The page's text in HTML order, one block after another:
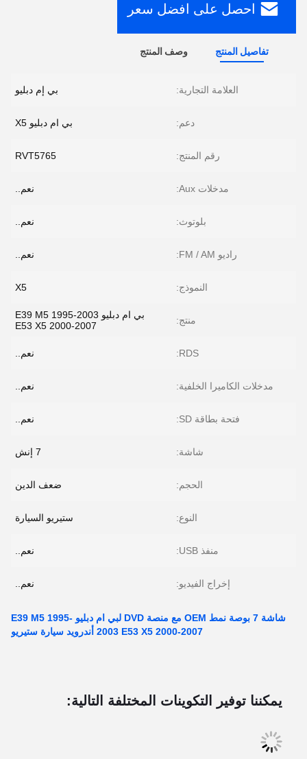
احصل على افضل سعر
تفاصيل المنتج وصف المنتج
العلامة التجارية: بي إم دبليو
دعم: بي ام دبليو X5
رقم المنتج: RVT5765
مدخلات Aux: نعم..
بلوتوث: نعم..
راديو FM / AM: نعم..
النموذج: X5
منتج:
بي ام دبليو E39 M5 1995-2003
E53 X5 2000-2007
RDS: نعم..
مدخلات الكاميرا الخلفية: نعم..
فتحة بطاقة SD: نعم..
شاشة: 7 إنش
الحجم: ضعف الدين
النوع: ستيريو السيارة
منفذ USB: نعم..
إخراج الفيديو: نعم..
شاشة 7 بوصة نمط OEM مع منصة DVD لبي ام دبليو E39 M5 1995-
2003 E53 X5 2000-2007 أندرويد سيارة ستيريو
يمكننا توفير التكوينات المختلفة التالية: